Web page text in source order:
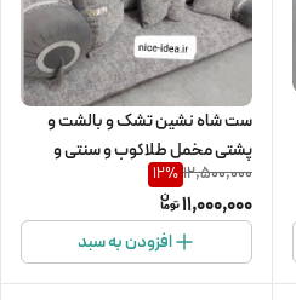
ست شاه نشین تشک و بالشت و
پشتی مخمل طلاکوب و سنتی و
پتینه
12,500,000
12%
11,000,000
افزودن به سبد